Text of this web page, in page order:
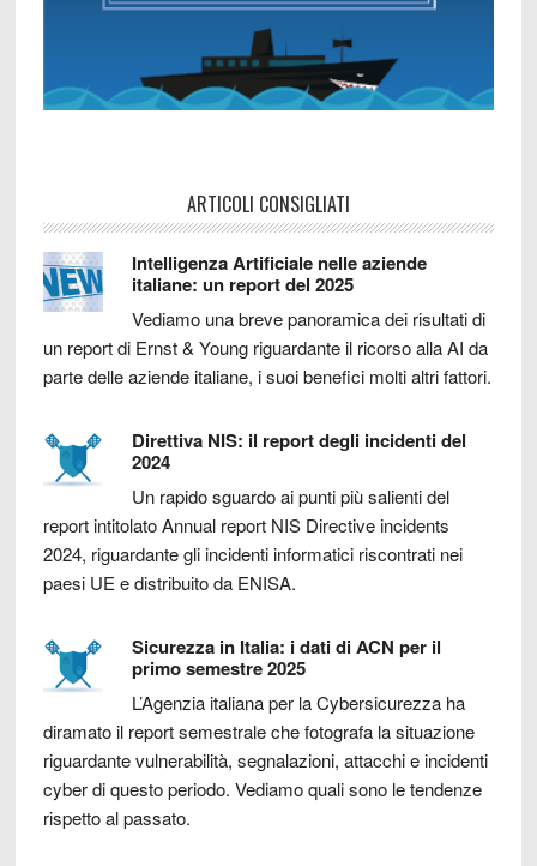
ARTICOLI CONSIGLIATI
Intelligenza Artificiale nelle aziende
italiane: un report del 2025
Vediamo una breve panoramica dei risultati di
un report di Ernst & Young riguardante il ricorso alla AI da
parte delle aziende italiane, i suoi benefici molti altri fattori.
Direttiva NIS: il report degli incidenti del
2024
Un rapido sguardo ai punti più salienti del
report intitolato Annual report NIS Directive incidents
2024, riguardante gli incidenti informatici riscontrati nei
paesi UE e distribuito da ENISA.
Sicurezza in Italia: i dati di ACN per il
primo semestre 2025
L’Agenzia italiana per la Cybersicurezza ha
diramato il report semestrale che fotografa la situazione
riguardante vulnerabilità, segnalazioni, attacchi e incidenti
cyber di questo periodo. Vediamo quali sono le tendenze
rispetto al passato.